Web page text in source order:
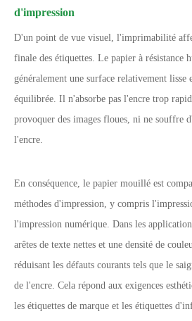
d'impression
D'un point de vue visuel, l'imprimabilité
finale des étiquettes. Le papier à résistance
généralement une surface relativement lisse
équilibrée. Il n'absorbe pas l'encre trop
provoquer des images floues, ni ne souffre
l'encre.
En conséquence, le papier mouillé est
méthodes d'impression, y compris
l'impression numérique. Dans les
arêtes de texte nettes et une densité de
réduisant les défauts courants tels que le
de l'encre. Cela répond aux exigences
les étiquettes de marque et les étiquettes